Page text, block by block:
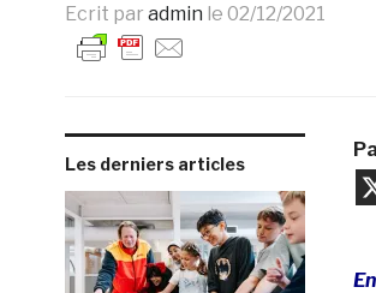
Ecrit par admin le 02/12/2021
Les derniers articles